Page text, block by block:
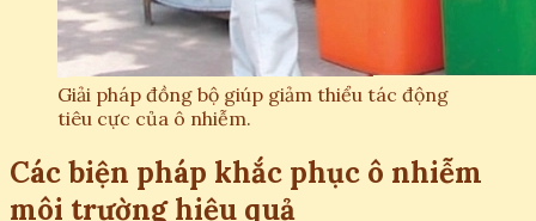
Giải pháp đồng bộ giúp giảm thiểu tác động
tiêu cực của ô nhiễm.
Các biện pháp khắc phục ô nhiễm
môi trường hiệu quả